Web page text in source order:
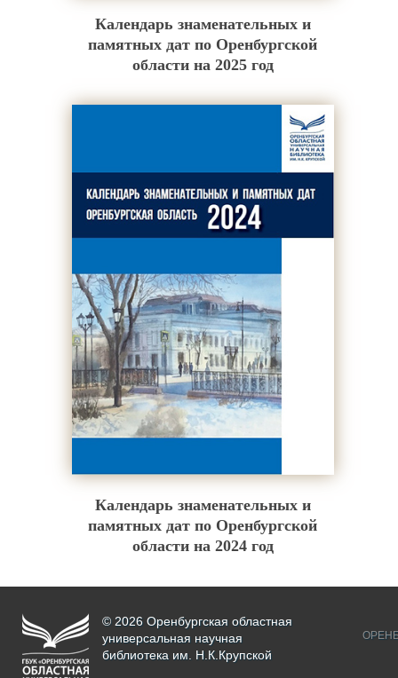
Календарь знаменательных и
памятных дат по Оренбургской
области на 2025 год
Календарь знаменательных и
памятных дат по Оренбургской
области на 2024 год
© 2026 Оренбургская областная
универсальная научная
библиотека им. Н.К.Крупской